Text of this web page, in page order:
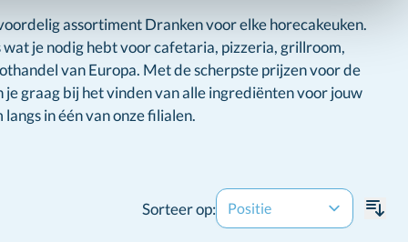
assortiment Dranken voor elke horecakeuken.
je nodig hebt voor cafetaria, pizzeria, grillroom,
van Europa. Met de scherpste prijzen voor de
graag bij het vinden van alle ingrediënten voor jouw
in één van onze filialen.
Sorteer op: